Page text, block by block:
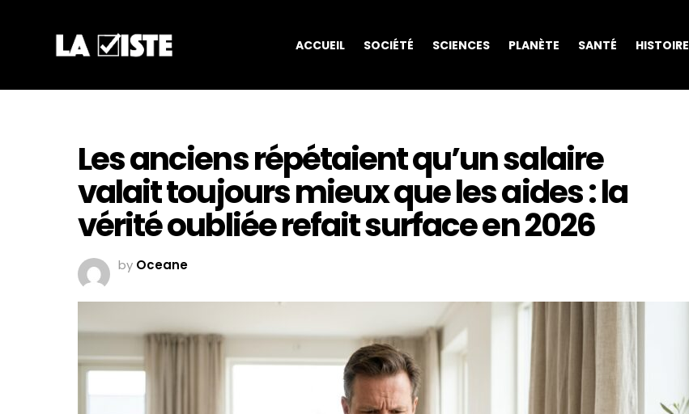
ACCUEIL SOCIÉTÉ SCIENCES PLANÈTE SANTÉ HISTOIRE
Les anciens répétaient qu’un salaire
valait toujours mieux que les aides : la
vérité oubliée refait surface en 2026
by Oceane